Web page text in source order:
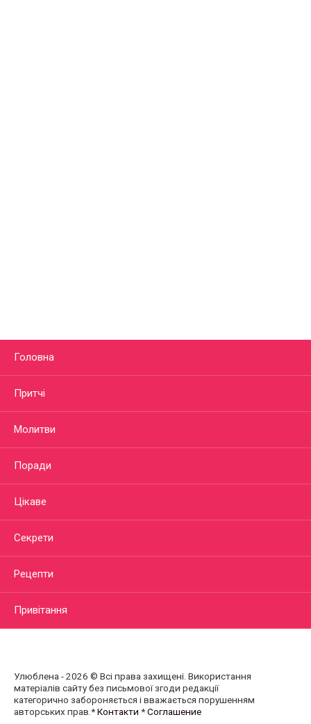
Головна
Притчі
Молитви
Поради
Цікаве
Секрети
Рецепти
Привітання
Улюблена - 2026 © Всі права захищені. Використання
матеріалів сайту без письмової згоди редакції
категорично забороняється і вважається порушенням
авторських прав.*Контакти *Соглашение